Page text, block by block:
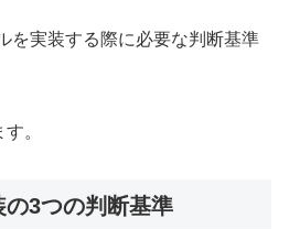
を実装する際に必要な判断基準
。
3つの判断基準